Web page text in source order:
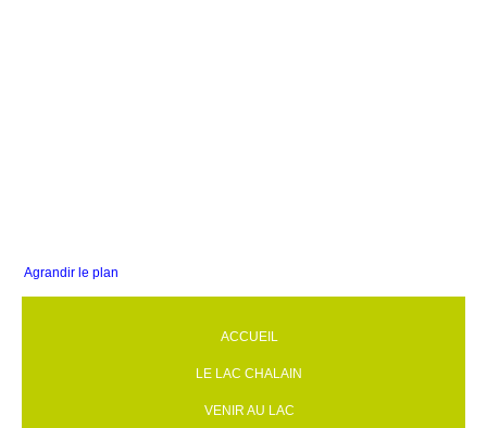
Agrandir le plan
ACCUEIL
LE LAC CHALAIN
VENIR AU LAC